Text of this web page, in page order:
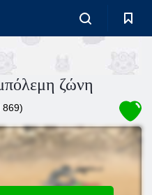
ζώνη
869)